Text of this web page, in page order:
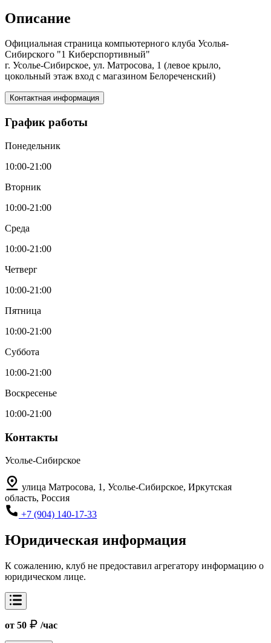
Описание
Официальная страница компьютерного клуба Усолья-
Сибирского "1 Киберспортивный"
г. Усолье-Сибирское, ул. Матросова, 1 (левое крыло,
цокольный этаж вход с магазином Белореченский)
Контактная информация
График работы
Понедельник
10:00-21:00
Вторник
10:00-21:00
Среда
10:00-21:00
Четверг
10:00-21:00
Пятница
10:00-21:00
Суббота
10:00-21:00
Воскресенье
10:00-21:00
Контакты
Усолье-Сибирское
улица Матросова, 1, Усолье-Сибирское, Иркутская
область, Россия
+7 (904) 140-17-33
Юридическая информация
К сожалению, клуб не предоставил агрегатору информацию о
юридическом лице.
от 50 /час